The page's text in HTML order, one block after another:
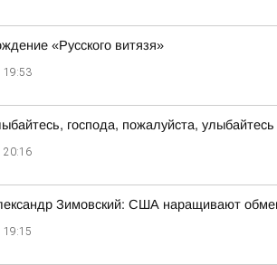
«Русского витязя»
19:53
господа, пожалуйста, улыбайтесь
20:16
Зимовский: США наращивают
19:15